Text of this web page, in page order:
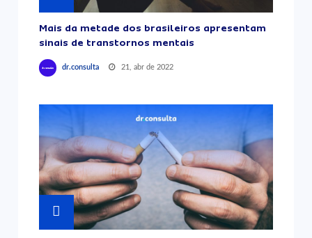
Mais da metade dos brasileiros apresentam
sinais de transtornos mentais
dr.consulta 21, abr de 2022